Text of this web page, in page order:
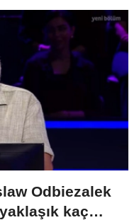
Odbiezalek
kaç